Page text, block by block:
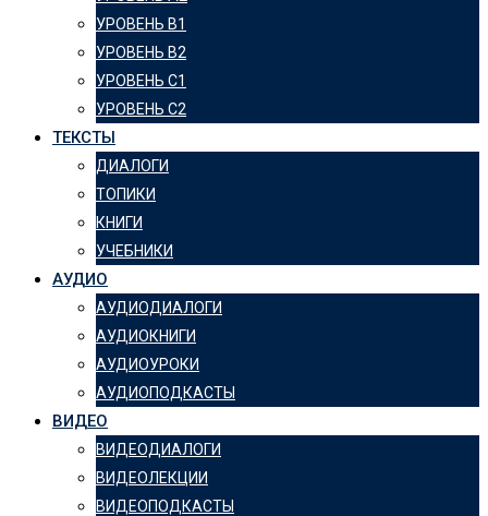
УРОВЕНЬ B1
УРОВЕНЬ B2
УРОВЕНЬ C1
УРОВЕНЬ C2
ТЕКСТЫ
ДИАЛОГИ
ТОПИКИ
КНИГИ
УЧЕБНИКИ
АУДИО
АУДИОДИАЛОГИ
АУДИОКНИГИ
АУДИОУРОКИ
АУДИОПОДКАСТЫ
ВИДЕО
ВИДЕОДИАЛОГИ
ВИДЕОЛЕКЦИИ
ВИДЕОПОДКАСТЫ